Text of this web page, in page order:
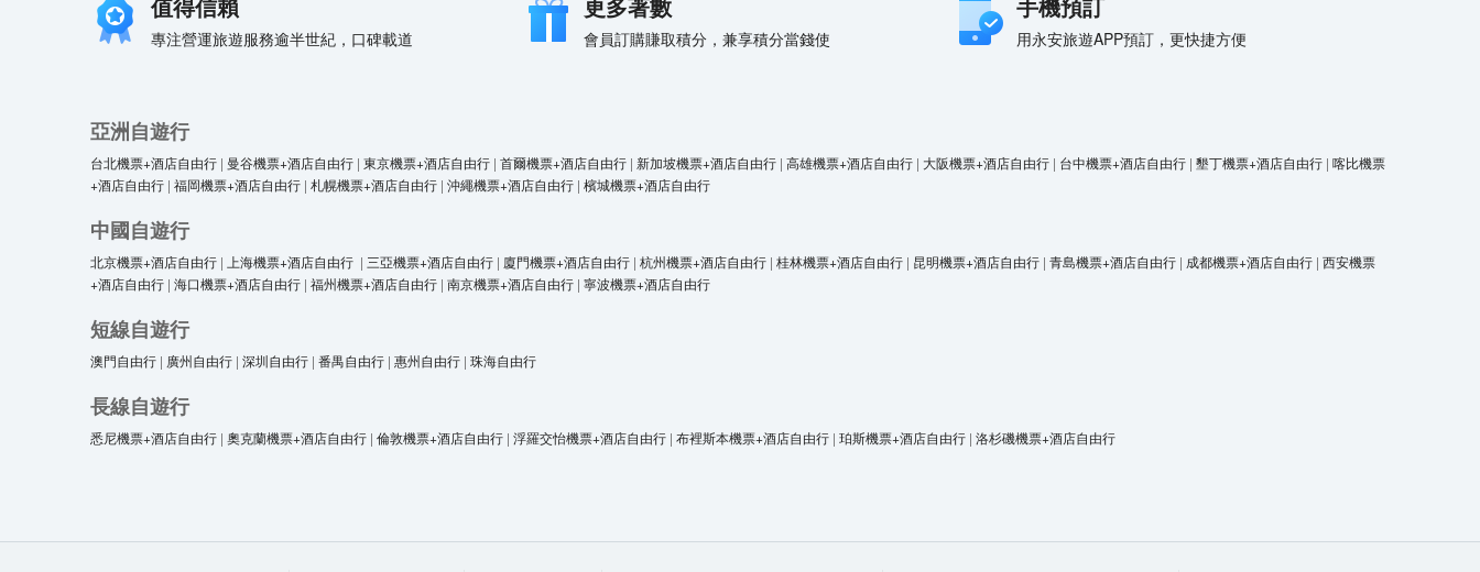
專注營運旅遊服務逾半世紀，口碑載道 會員訂購賺取積分，兼享積分當錢使 用永安旅遊APP預訂，更快捷方便
亞洲自遊行
台北機票+酒店自由行 | 曼谷機票+酒店自由行 | 東京機票+酒店自由行 | 首爾機票+酒店自由行 | 新加坡機票+酒店自由行 | 高雄機票+酒店自由行 | 大阪機票+酒店自由行 | 台中機票+酒店自由行 | 墾丁機票+酒店自由行 | 喀比機票
+酒店自由行 | 福岡機票+酒店自由行 | 札幌機票+酒店自由行 | 沖繩機票+酒店自由行 | 檳城機票+酒店自由行
中國自遊行
北京機票+酒店自由行 | 上海機票+酒店自由行 | 三亞機票+酒店自由行 | 廈門機票+酒店自由行 | 杭州機票+酒店自由行 | 桂林機票+酒店自由行 | 昆明機票+酒店自由行 | 青島機票+酒店自由行 | 成都機票+酒店自由行 | 西安機票
+酒店自由行 | 海口機票+酒店自由行 | 福州機票+酒店自由行 | 南京機票+酒店自由行 | 寧波機票+酒店自由行
短線自遊行
澳門自由行 | 廣州自由行 | 深圳自由行 | 番禺自由行 | 惠州自由行 | 珠海自由行
長線自遊行
悉尼機票+酒店自由行 | 奧克蘭機票+酒店自由行 | 倫敦機票+酒店自由行 | 浮羅交怡機票+酒店自由行 | 布裡斯本機票+酒店自由行 | 珀斯機票+酒店自由行 | 洛杉磯機票+酒店自由行